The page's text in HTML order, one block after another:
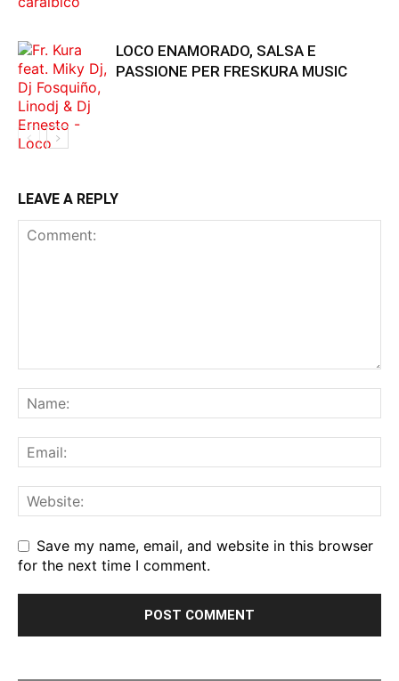
LOCO ENAMORADO, SALSA E
PASSIONE PER FRESKURA MUSIC
LEAVE A REPLY
Save my name, email, and website in this browser
for the next time I comment.